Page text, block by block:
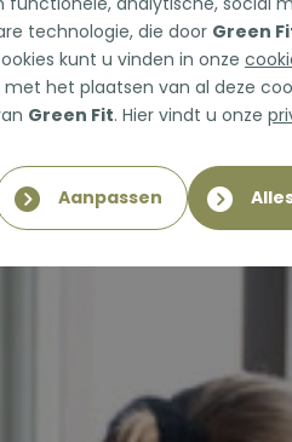
technologie, die door Green
kunt u vinden in onze
met het plaatsen van al deze
Green Fit. Hier vindt u onze
Aanpassen